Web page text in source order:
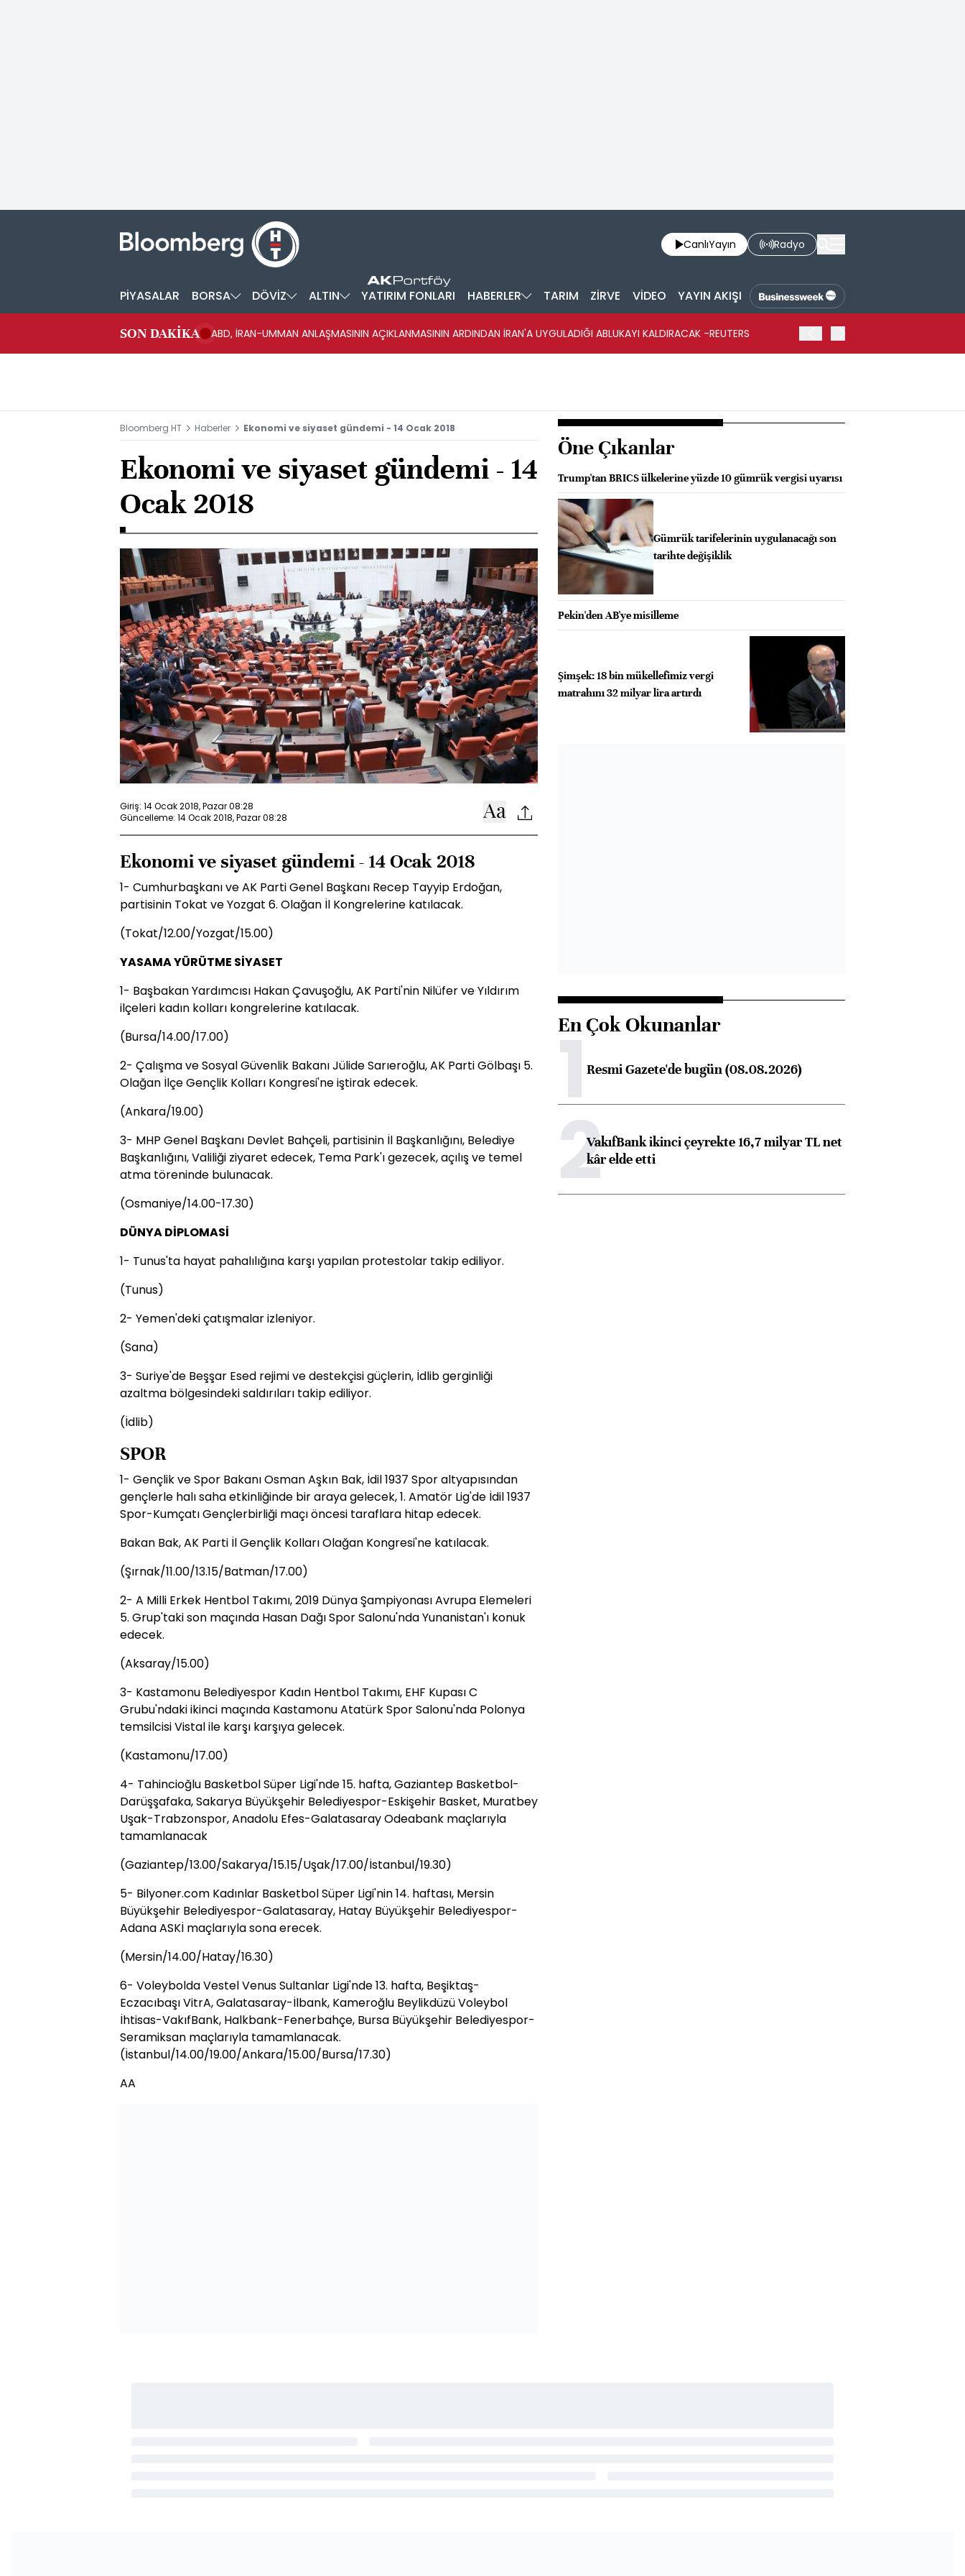
CanlıYayın Radyo
PİYASALAR BORSA DÖVİZ ALTIN YATIRIM FONLARI HABERLER TARIM ZİRVE VİDEO YAYIN AKIŞI
SON DAKİKA ABD, İRAN-UMMAN ANLAŞMASININ AÇIKLANMASININ ARDINDAN İRAN'A UYGULADIĞI ABLUKAYI KALDIRACAK -REUTERS
Bloomberg HT Haberler Ekonomi ve siyaset gündemi - 14 Ocak 2018
Ekonomi ve siyaset gündemi - 14
Ocak 2018
Giriş: 14 Ocak 2018, Pazar 08:28
Güncelleme: 14 Ocak 2018, Pazar 08:28
Ekonomi ve siyaset gündemi - 14 Ocak 2018
1- Cumhurbaşkanı ve AK Parti Genel Başkanı Recep Tayyip Erdoğan,
partisinin Tokat ve Yozgat 6. Olağan İl Kongrelerine katılacak.
(Tokat/12.00/Yozgat/15.00)
YASAMA YÜRÜTME SİYASET
1- Başbakan Yardımcısı Hakan Çavuşoğlu, AK Parti'nin Nilüfer ve Yıldırım
ilçeleri kadın kolları kongrelerine katılacak.
(Bursa/14.00/17.00)
2- Çalışma ve Sosyal Güvenlik Bakanı Jülide Sarıeroğlu, AK Parti Gölbaşı 5.
Olağan İlçe Gençlik Kolları Kongresi'ne iştirak edecek.
(Ankara/19.00)
3- MHP Genel Başkanı Devlet Bahçeli, partisinin İl Başkanlığını, Belediye
Başkanlığını, Valiliği ziyaret edecek, Tema Park'ı gezecek, açılış ve temel
atma töreninde bulunacak.
(Osmaniye/14.00-17.30)
DÜNYA DİPLOMASİ
1- Tunus'ta hayat pahalılığına karşı yapılan protestolar takip ediliyor.
(Tunus)
2- Yemen'deki çatışmalar izleniyor.
(Sana)
3- Suriye'de Beşşar Esed rejimi ve destekçisi güçlerin, İdlib gerginliği
azaltma bölgesindeki saldırıları takip ediliyor.
(İdlib)
SPOR
1- Gençlik ve Spor Bakanı Osman Aşkın Bak, İdil 1937 Spor altyapısından
gençlerle halı saha etkinliğinde bir araya gelecek, 1. Amatör Lig'de İdil 1937
Spor-Kumçatı Gençlerbirliği maçı öncesi taraflara hitap edecek.
Bakan Bak, AK Parti İl Gençlik Kolları Olağan Kongresi'ne katılacak.
(Şırnak/11.00/13.15/Batman/17.00)
2- A Milli Erkek Hentbol Takımı, 2019 Dünya Şampiyonası Avrupa Elemeleri
5. Grup'taki son maçında Hasan Dağı Spor Salonu'nda Yunanistan'ı konuk
edecek.
(Aksaray/15.00)
3- Kastamonu Belediyespor Kadın Hentbol Takımı, EHF Kupası C
Grubu'ndaki ikinci maçında Kastamonu Atatürk Spor Salonu'nda Polonya
temsilcisi Vistal ile karşı karşıya gelecek.
(Kastamonu/17.00)
4- Tahincioğlu Basketbol Süper Ligi'nde 15. hafta, Gaziantep Basketbol-
Darüşşafaka, Sakarya Büyükşehir Belediyespor-Eskişehir Basket, Muratbey
Uşak-Trabzonspor, Anadolu Efes-Galatasaray Odeabank maçlarıyla
tamamlanacak
(Gaziantep/13.00/Sakarya/15.15/Uşak/17.00/İstanbul/19.30)
5- Bilyoner.com Kadınlar Basketbol Süper Ligi'nin 14. haftası, Mersin
Büyükşehir Belediyespor-Galatasaray, Hatay Büyükşehir Belediyespor-
Adana ASKİ maçlarıyla sona erecek.
(Mersin/14.00/Hatay/16.30)
6- Voleybolda Vestel Venus Sultanlar Ligi'nde 13. hafta, Beşiktaş-
Eczacıbaşı VitrA, Galatasaray-İlbank, Kameroğlu Beylikdüzü Voleybol
İhtisas-VakıfBank, Halkbank-Fenerbahçe, Bursa Büyükşehir Belediyespor-
Seramiksan maçlarıyla tamamlanacak.
(İstanbul/14.00/19.00/Ankara/15.00/Bursa/17.30)
AA
Öne Çıkanlar
Trump'tan BRICS ülkelerine yüzde 10 gümrük vergisi uyarısı
Gümrük tarifelerinin uygulanacağı son
tarihte değişiklik
Pekin'den AB'ye misilleme
Şimşek: 18 bin mükellefimiz vergi
matrahını 32 milyar lira artırdı
En Çok Okunanlar
1Resmi Gazete'de bugün (08.08.2026)
2VakıfBank ikinci çeyrekte 16,7 milyar TL net
kâr elde etti